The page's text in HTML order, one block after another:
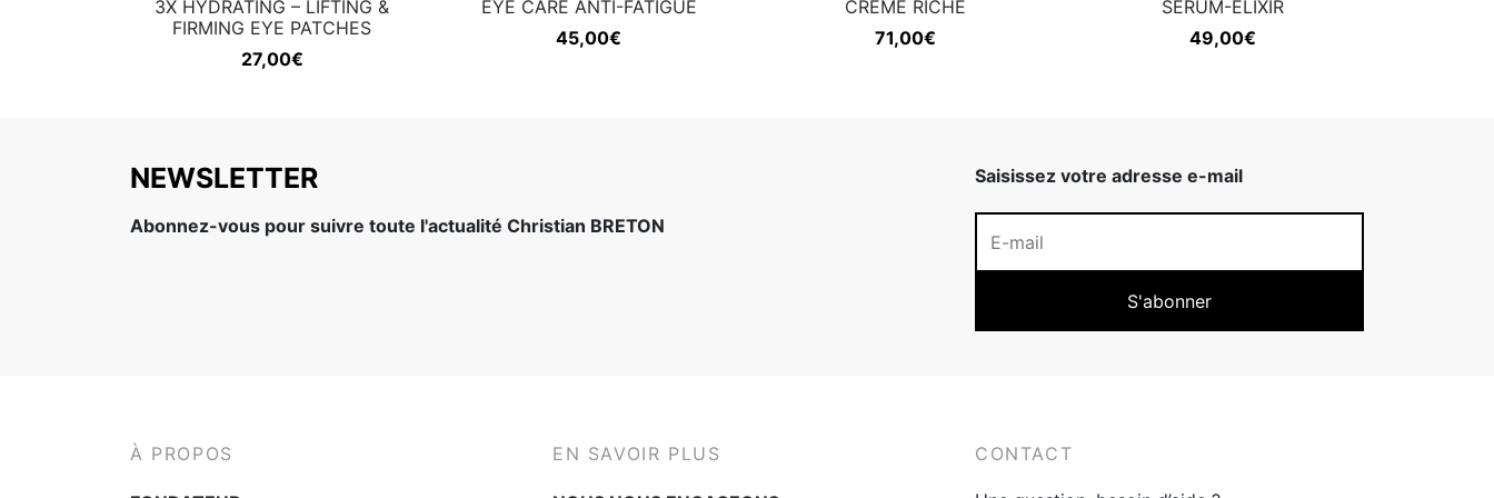
3X HYDRATING – LIFTING &
FIRMING EYE PATCHES
27,00€
EYE CARE ANTI-FATIGUE
45,00€
CREME RICHE
71,00€
SÉRUM-ELIXIR
49,00€
NEWSLETTER
Abonnez-vous pour suivre toute l'actualité Christian BRETON
Saisissez votre adresse e-mail
À PROPOS EN SAVOIR PLUS CONTACT